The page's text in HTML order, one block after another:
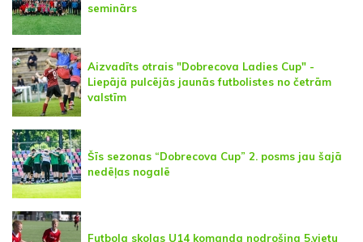
seminārs
Aizvadīts otrais "Dobrecova Ladies Cup" -
Liepājā pulcējās jaunās futbolistes no četrām
valstīm
Šīs sezonas “Dobrecova Cup” 2. posms jau šajā
nedēļas nogalē
Futbola skolas U14 komanda nodrošina 5.vietu